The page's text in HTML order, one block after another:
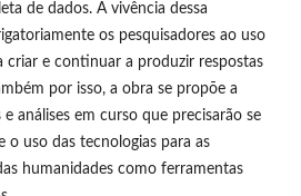
de dados. A vivência dessa
os pesquisadores ao uso
criar e continuar a produzir respostas
por isso, a obra se propõe a
análises em curso que precisarão se
o uso das tecnologias para as
humanidades como ferramentas